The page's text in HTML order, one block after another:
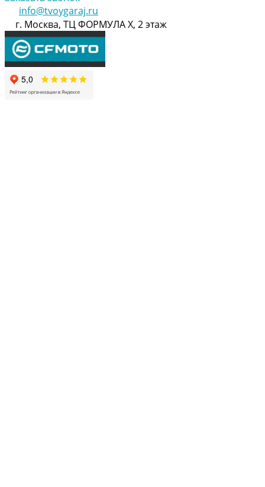
info@tvoygaraj.ru
г. Москва, ТЦ ФОРМУЛА Х, 2 этаж